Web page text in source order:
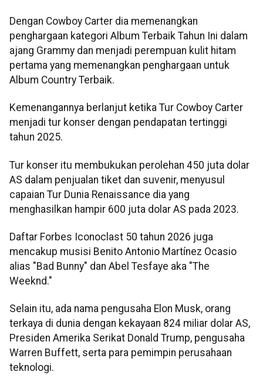
Dengan Cowboy Carter dia memenangkan
penghargaan kategori Album Terbaik Tahun Ini dalam
ajang Grammy dan menjadi perempuan kulit hitam
pertama yang memenangkan penghargaan untuk
Album Country Terbaik.
Kemenangannya berlanjut ketika Tur Cowboy Carter
menjadi tur konser dengan pendapatan tertinggi
tahun 2025.
Tur konser itu membukukan perolehan 450 juta dolar
AS dalam penjualan tiket dan suvenir, menyusul
capaian Tur Dunia Renaissance dia yang
menghasilkan hampir 600 juta dolar AS pada 2023.
Daftar Forbes Iconoclast 50 tahun 2026 juga
mencakup musisi Benito Antonio Martínez Ocasio
alias "Bad Bunny" dan Abel Tesfaye aka "The
Weeknd."
Selain itu, ada nama pengusaha Elon Musk, orang
terkaya di dunia dengan kekayaan 824 miliar dolar AS,
Presiden Amerika Serikat Donald Trump, pengusaha
Warren Buffett, serta para pemimpin perusahaan
teknologi.